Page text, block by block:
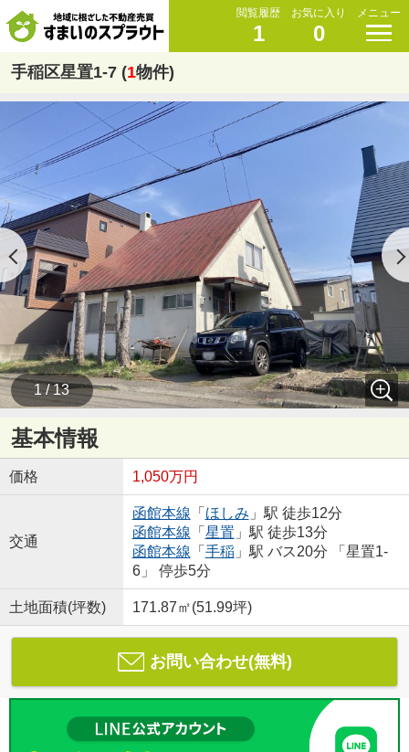
閲覧履歴
1
お気に入り
0
メニュー
手稲区星置1-7 (1物件)
1 / 13
基本情報
価格 1,050万円
交通
函館本線 「 ほしみ 」駅 徒歩12分
函館本線 「 星置 」駅 徒歩13分
函館本線 「 手稲 」駅 バス20分 「星置1-
6」 停歩5分
土地面積(坪数) 171.87㎡(51.99坪)
お問い合わせ(無料)